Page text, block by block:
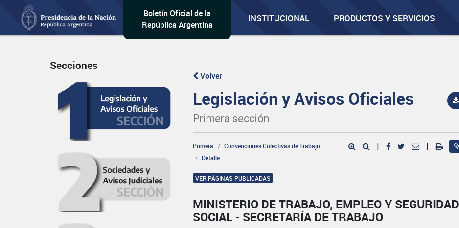
Boletín Oficial de la
República Argentina
INSTITUCIONAL PRODUCTOS Y SERVICIOS
Secciones
Volver
Legislación y Avisos Oficiales
Primera sección
Primera
Convenciones Colectivas de Trabajo
Detalle
| |
VER PÁGINAS PUBLICADAS
MINISTERIO DE TRABAJO, EMPLEO Y SEGURIDAD
SOCIAL - SECRETARÍA DE TRABAJO